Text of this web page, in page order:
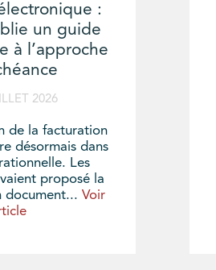
:
un guide
à l’approche
2026
de la facturation
désormais dans
Les
proposé la
document... Voir